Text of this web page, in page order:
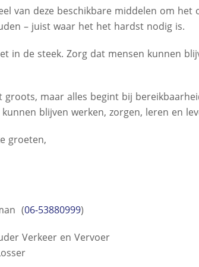
van deze beschikbare middelen om
– juist waar het het hardst nodig is.
in de steek. Zorg dat mensen kunnen
groots, maar alles begint bij
blijven werken, zorgen, leren en
groeten,
(06-53880999)
Verkeer en Vervoer